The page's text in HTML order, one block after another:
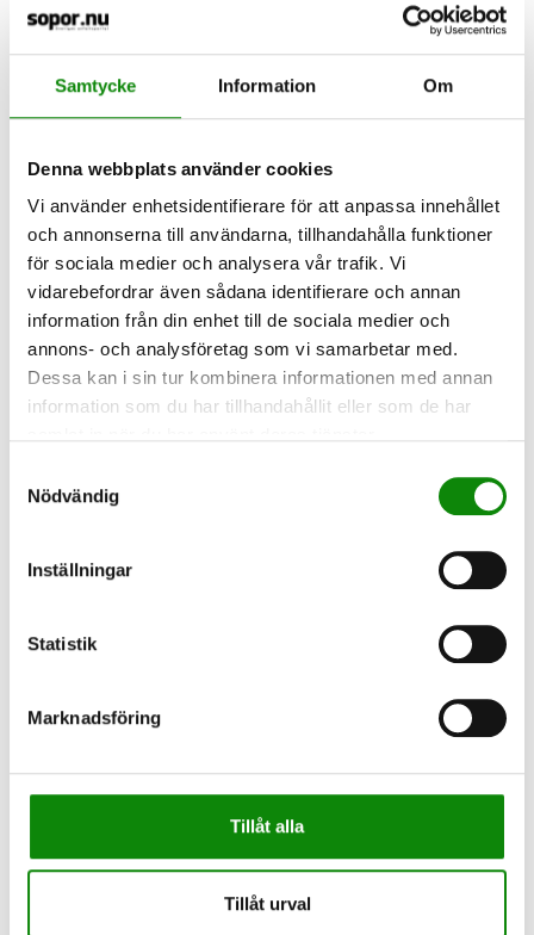
Samtycke Information Om
Denna webbplats använder cookies
Vi använder enhetsidentifierare för att anpassa innehållet
och annonserna till användarna, tillhandahålla funktioner
för sociala medier och analysera vår trafik. Vi
vidarebefordrar även sådana identifierare och annan
information från din enhet till de sociala medier och
annons- och analysföretag som vi samarbetar med.
Dessa kan i sin tur kombinera informationen med annan
information som du har tillhandahållit eller som de har
Nödvändig
Inställningar
Statistik
Marknadsföring
Tillåt alla
Tillåt urval
svenska hushåll slängs 15 kilo ätbar mat
per person och år i soppåsen.
"Hela Sverige plockar
skräp" - häng med du
Snart är det dags för "Hela Sverige
sammanfaller med World Cleanup Day…